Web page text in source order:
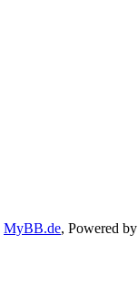
MyBB.de, Powered by